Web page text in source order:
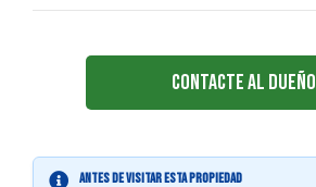
Contacte al Dueño
Antes de visitar esta propiedad